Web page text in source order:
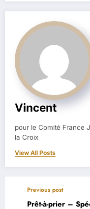
Vincent
pour le Comité France
la Croix
View All Posts
Previous post
Prêt-à-prier –